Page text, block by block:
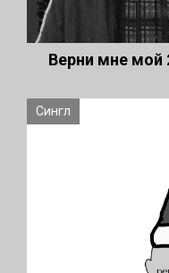
Верни мне мой
Сингл